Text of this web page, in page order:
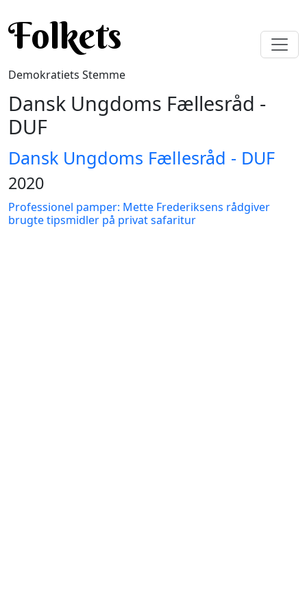
Folkets
Demokratiets Stemme
Dansk Ungdoms Fællesråd -
DUF
Dansk Ungdoms Fællesråd - DUF
2020
Professionel pamper: Mette Frederiksens rådgiver
brugte tipsmidler på privat safaritur